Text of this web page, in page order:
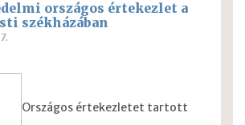
országos értekezlet a
székházában
Országos értekezletet tartott